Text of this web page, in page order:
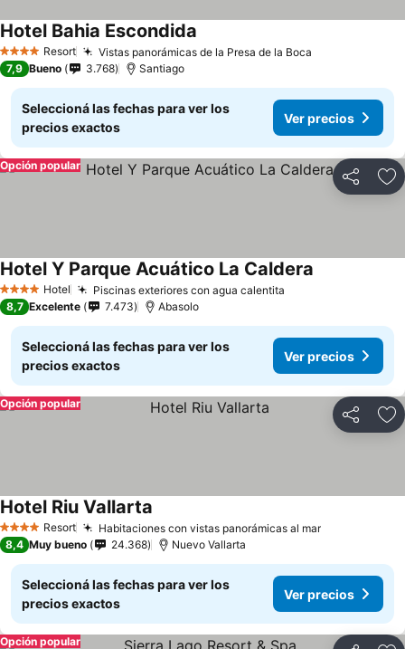
4 EstrellasResort Vistas panorámicas de la Presa de la Boca
Hotel Bahia Escondida
7,9 Bueno 3.768 Santiago
Seleccioná las fechas para ver los
precios exactos
Ver precios
Compartir
Opción popular
4 EstrellasHotel Piscinas exteriores con agua calentita
Hotel Y Parque Acuático La Caldera
8,7 Excelente 7.473 Abasolo
Seleccioná las fechas para ver los
precios exactos
Ver precios
Compartir
Opción popular
4 EstrellasResort Habitaciones con vistas panorámicas al mar
Hotel Riu Vallarta
8,4 Muy bueno 24.368 Nuevo Vallarta
Seleccioná las fechas para ver los
precios exactos
Ver precios
Opción popular